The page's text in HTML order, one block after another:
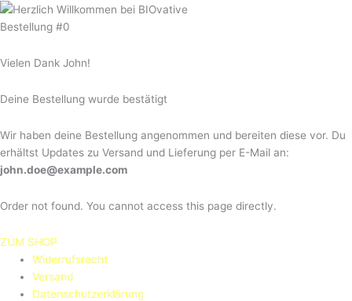
Bestellung #0
Vielen Dank John!
Deine Bestellung wurde bestätigt
Wir haben deine Bestellung angenommen und bereiten diese vor. Du
erhältst Updates zu Versand und Lieferung per E-Mail an:
john.doe@example.com
Order not found. You cannot access this page directly.
ZUM SHOP
Widerrufsrecht
Versand
Datenschutzerklärung